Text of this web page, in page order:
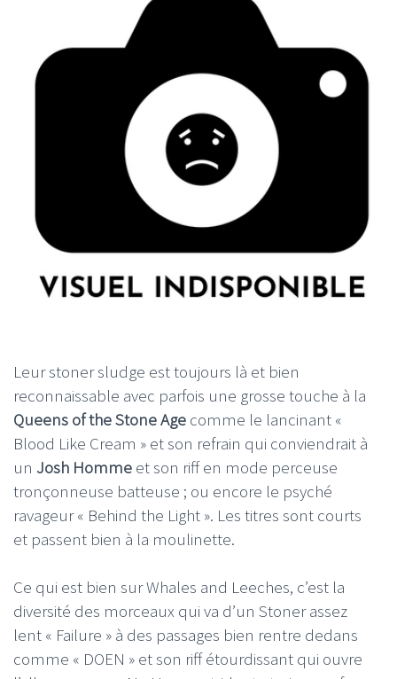
Leur stoner sludge est toujours là et bien
reconnaissable avec parfois une grosse touche à la
Queens of the Stone Age comme le lancinant «
Blood Like Cream » et son refrain qui conviendrait à
un Josh Homme et son riff en mode perceuse
tronçonneuse batteuse ; ou encore le psyché
ravageur « Behind the Light ». Les titres sont courts
et passent bien à la moulinette.
Ce qui est bien sur Whales and Leeches, c’est la
diversité des morceaux qui va d’un Stoner assez
lent « Failure » à des passages bien rentre dedans
comme « DOEN » et son riff étourdissant qui ouvre